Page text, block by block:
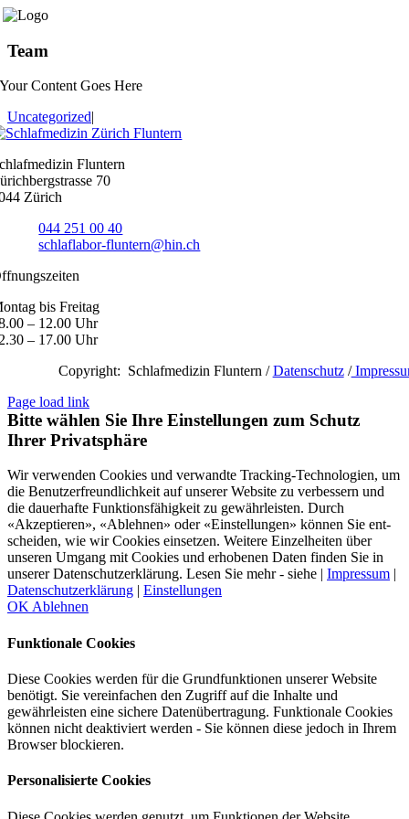
Zum
springen
Team
Your Content Goes Here
Uncategorized|
Fluntern
70
Zürich
044 251 00 40
Mail:schlaflabor-fluntern@hin.ch
bis Freitag
– 12.00 Uhr
– 17.00 Uhr
Copyright: Schlafmedizin Fluntern /Datenschutz/
Page load link
Bitte wählen Sie Ihre Einstellungen zum Schutz
Ihrer Privatsphäre
Wir verwenden Cookies und verwandte Tracking-Technologien, um
die Benutzer­freundlich­keit auf unserer Website zu ver­bessern und
die dauer­hafte Funktions­fähig­keit zu gewähr­leisten. Durch
«Akzeptieren», «Ablehnen» oder «Einstellungen» können Sie ent­
scheiden, wie wir Cookies einsetzen. Weitere Einzel­heiten über
unseren Umgang mit Cookies und er­hobenen Daten finden Sie in
unserer Datens­chutz­erklärung. Lesen Sie mehr - siehe | Impressum |
Datenschutzerklärung | Einstellungen
OKAblehnen
Funktionale Cookies
Diese Cookies werden für die Grundfunktionen unserer Website
benötigt. Sie vereinfachen den Zugriff auf die Inhalte und
gewährleisten eine sichere Datenübertragung. Funktionale Cookies
können nicht deaktiviert werden - Sie können diese jedoch in Ihrem
Browser blockieren.
Personalisierte Cookies